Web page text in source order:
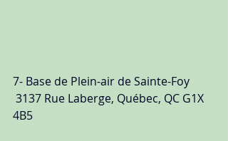
7- Base de Plein-air de Sainte-Foy
3137 Rue Laberge, Québec, QC G1X
4B5